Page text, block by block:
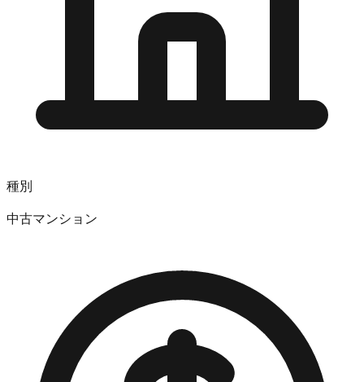
種別
中古マンション